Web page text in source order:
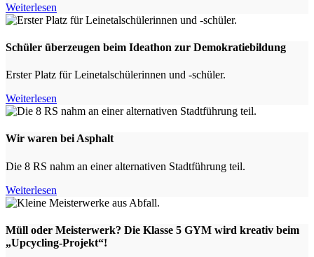
Weiterlesen
Schüler überzeugen beim Ideathon zur Demokratiebildung
Erster Platz für Leinetalschülerinnen und -schüler.
Weiterlesen
Wir waren bei Asphalt
Die 8 RS nahm an einer alternativen Stadtführung teil.
Weiterlesen
Müll oder Meisterwerk? Die Klasse 5 GYM wird kreativ beim
„Upcycling-Projekt“!